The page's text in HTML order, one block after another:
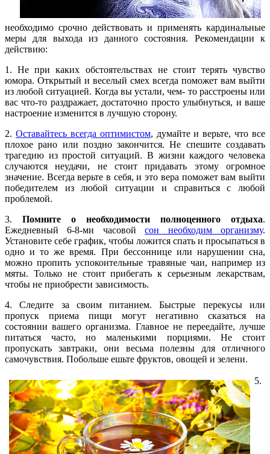
необходимо срочно действовать и применять кардинальные
меры для выхода из данного состояния. Рекомендации к
действию:
1. Не при каких обстоятельствах не стоит терять чувство
юмора. Открытый и веселый смех всегда поможет вам выйти
из любой ситуацией. Когда вы устали, чем- то расстроены или
вас что-то раздражает, достаточно просто улыбнуться, и ваше
настроение изменится в лучшую сторону.
2. Оставайтесь всегда оптимистом, думайте и верьте, что все
плохое рано или поздно закончится. Не спешите создавать
трагедию из простой ситуаций. В жизни каждого человека
случаются неудачи, не стоит придавать этому огромное
значение. Всегда верьте в себя, и это вера поможет вам выйти
победителем из любой ситуации и справиться с любой
проблемой.
3. Помните о необходимости полноценного отдыха.
Ежедневный 6-8-ми часовойсон необходим организму.
Установите себе график, чтобы ложится спать и просыпаться в
одно и то же время. При бессоннице или нарушении сна,
можно пропить успокоительные травяные чаи, например из
мяты. Только не стоит прибегать к серьезным лекарствам,
чтобы не приобрести зависимость.
4. Следите за своим питанием. Быстрые перекусы или
пропуск приема пищи могут негативно сказаться на
состоянии вашего организма. Главное не переедайте, лучше
питаться часто, но маленькими порциями. Не стоит
пропускать завтраки, они весьма полезны для отличного
самочувствия. Побольше ешьте фруктов, овощей и зелени.
5.